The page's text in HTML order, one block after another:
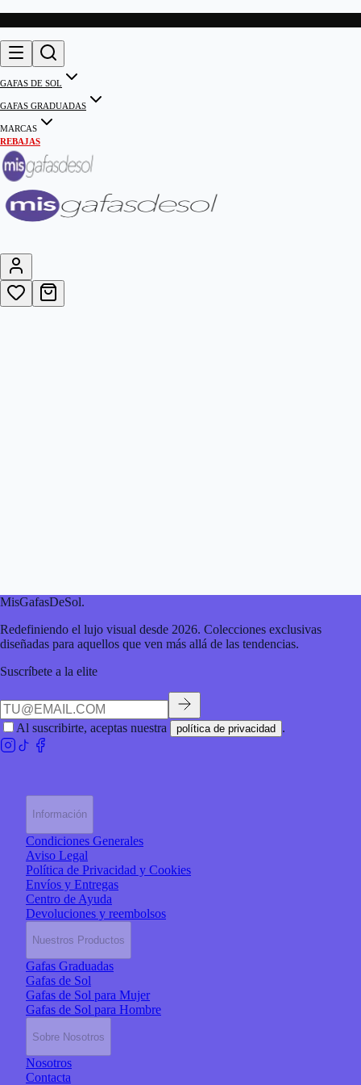
GAFAS DE SOL
GAFAS GRADUADAS
MARCAS
REBAJAS
MisGafasDeSol.
Redefiniendo el lujo visual desde 2026. Colecciones exclusivas
diseñadas para aquellos que ven más allá de las tendencias.
Suscríbete a la elite
Al suscribirte, aceptas nuestra política de privacidad .
Información
Condiciones Generales
Aviso Legal
Política de Privacidad y Cookies
Envíos y Entregas
Centro de Ayuda
Devoluciones y reembolsos
Nuestros Productos
Gafas Graduadas
Gafas de Sol
Gafas de Sol para Mujer
Gafas de Sol para Hombre
Sobre Nosotros
Nosotros
Contacta